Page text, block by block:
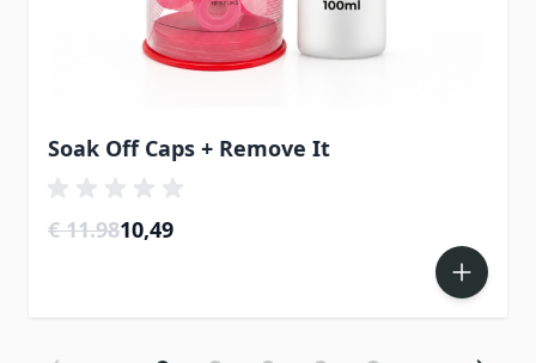
Soak Off Caps + Remove It
€ 11.98Special Price
10,49